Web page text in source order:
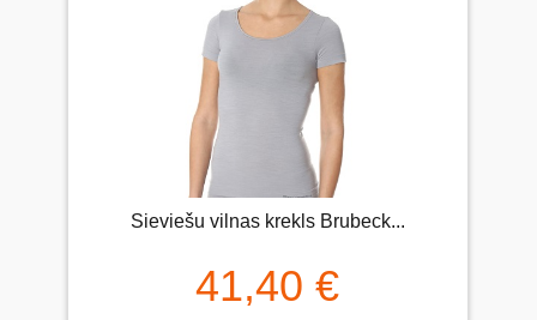
Sieviešu vilnas krekls Brubeck...
41,40 €